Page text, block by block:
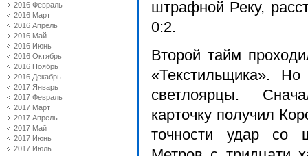
2016 Февраль
2016 Март
2016 Апрель
2016 Май
2016 Июнь
2016 Октябрь
2016 Ноябрь
2016 Декабрь
2017 Январь
2017 Февраль
2017 Март
2017 Апрель
2017 Май
2017 Июнь
2017 Июль
штрафной Реку,
0:2.
Второй тайм
«Текстильщика».
светлоярцы.
карточку получил
точности удар со